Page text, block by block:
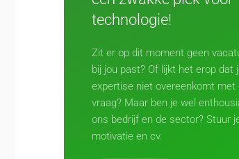
technologie!
Zit er op dit moment geen
bij jou past? Of lijkt het erop dat
expertise niet overeenkomt met
vraag? Maar ben je wel
ons bedrijf en de sector?Stuur
motivatie en cv.